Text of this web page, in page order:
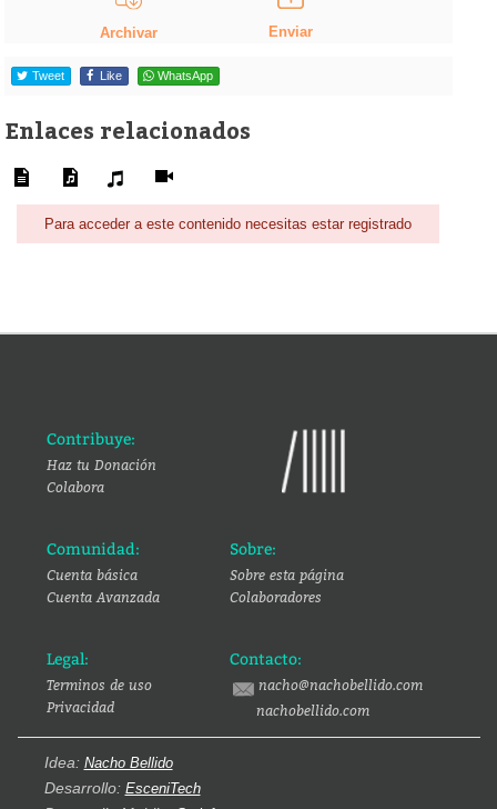
Archivar Enviar
Tweet Like WhatsApp
Enlaces relacionados
Para acceder a este contenido necesitas estar registrado
Contribuye:
Haz tu Donación
Colabora
Comunidad:
Cuenta básica
Cuenta Avanzada
Sobre:
Sobre esta página
Colaboradores
Legal:
Terminos de uso
Privacidad
Contacto:
nacho@nachobellido.com
nachobellido.com
Idea: Nacho Bellido
Desarrollo: EsceniTech